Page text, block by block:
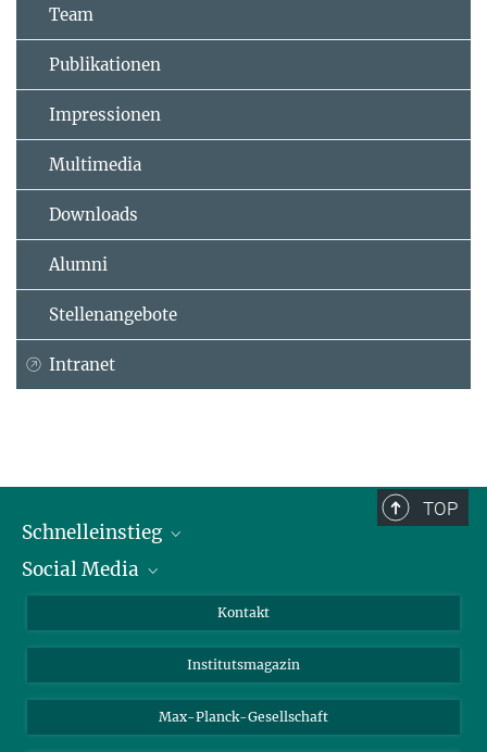
Team
Publikationen
Impressionen
Multimedia
Downloads
Alumni
Stellenangebote
Intranet
TOP
Schnelleinstieg
Alumni
Fördernde
Social Media
Bluesky
Facebook
Kontakt
Institutsmagazin
Max-Planck-Gesellschaft